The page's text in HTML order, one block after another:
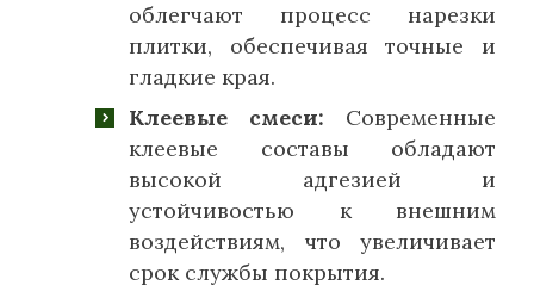
облегчают процесс нарезки
плитки, обеспечивая точные и
гладкие края.
Клеевые смеси: Современные
клеевые составы обладают
высокой адгезией и
устойчивостью к внешним
воздействиям, что увеличивает
срок службы покрытия.